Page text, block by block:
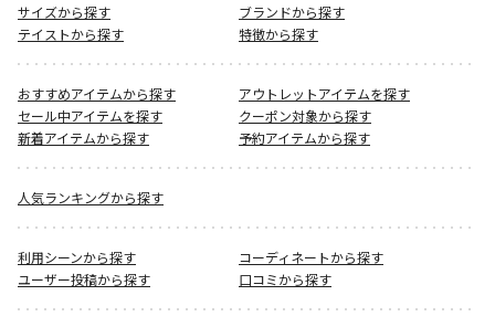
サイズから探す
ブランドから探す
テイストから探す
特徴から探す
おすすめアイテムから探す
アウトレットアイテムを探す
セール中アイテムを探す
クーポン対象から探す
新着アイテムから探す
予約アイテムから探す
人気ランキングから探す
利用シーンから探す
コーディネートから探す
ユーザー投稿から探す
口コミから探す